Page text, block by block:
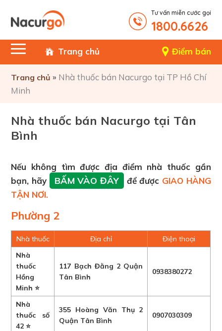
Tư vấn miễn cước gọi
1800.6626
Trang chủ Điểm bán
Trang chủ » Nhà thuốc bán Nacurgo tại TP Hồ Chí
Minh
Nhà thuốc bán Nacurgo tại Tân
Bình
Nếu không tìm được địa điểm nhà thuốc gần
bạn, hãy
BẤM VÀO ĐÂY để được GIAO HÀNG
TẬN NƠI.
Phường 2
Nhà thuốc Địa chỉ
Điện thoại
Nhà
thuốc
Hồng
Minh ⭐
117 Bạch Đằng 2 Quận
Tân Bình
0938380272
Nhà
thuốc số
42 ⭐
355 Hoàng Văn Thụ 2
Quận Tân Bình
0907030309